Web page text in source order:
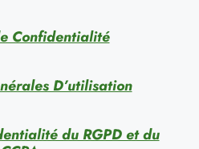
Confidentialité
D’utilisation
du RGPD et du